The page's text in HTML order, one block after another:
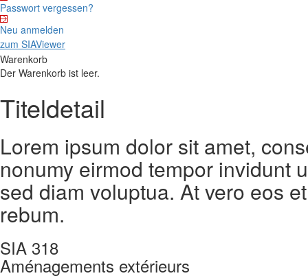
Passwort vergessen?
Neu anmelden
zum SIAViewer
Warenkorb
Der Warenkorb ist leer.
Titeldetail
Lorem ipsum dolor sit amet,
nonumy eirmod tempor invidunt
sed diam voluptua. At vero eos
rebum.
SIA 318
Aménagements extérieurs